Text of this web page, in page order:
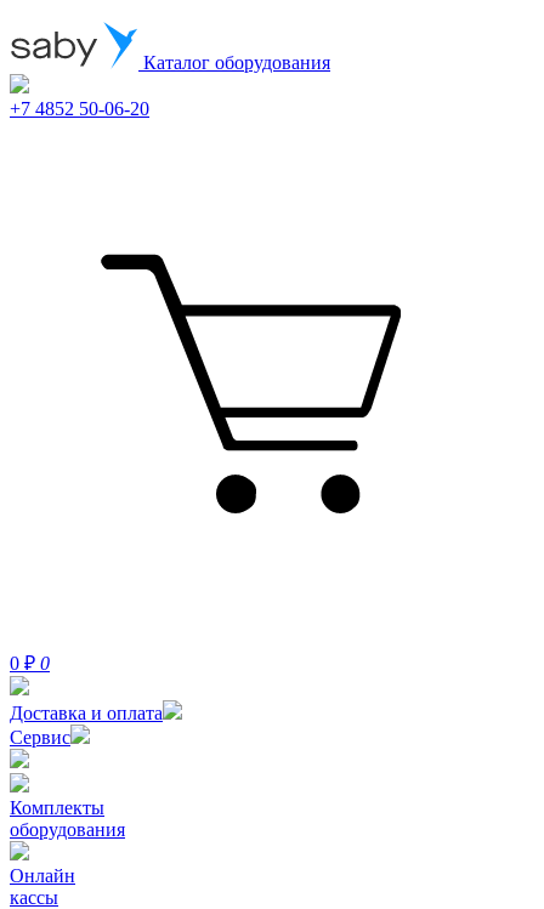
Каталог оборудования
+7 4852 50-06-20
0 ₽ 0
Доставка и оплата
Сервис
Комплекты
оборудования
Онлайн
кассы